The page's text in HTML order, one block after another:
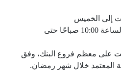
إلى الخميس
ساعات الدوام: من الساعة 10:00 صباحًا حتى
على معظم فروع البنك، وفق
المعتمد خلال شهر رمضان.